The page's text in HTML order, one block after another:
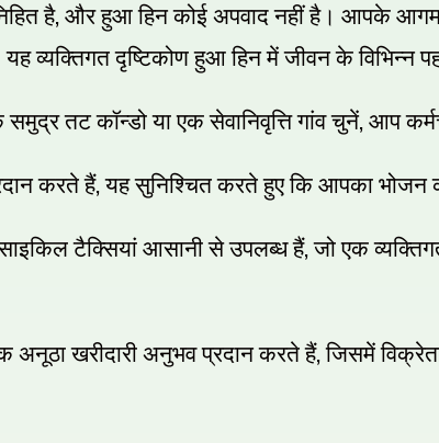
है, और हुआ हिन कोई अपवाद नहीं है। आपके
व्यक्तिगत दृष्टिकोण हुआ हिन में जीवन के
तट कॉन्डो या एक सेवानिवृत्ति गांव चुनें, आप
करते हैं,यह सुनिश्चित करते हुए कि आपका भोजन
टैक्सियां आसानी से उपलब्ध हैं,जो एक
अनूठा खरीदारी अनुभव प्रदान करते हैं,जिसमें